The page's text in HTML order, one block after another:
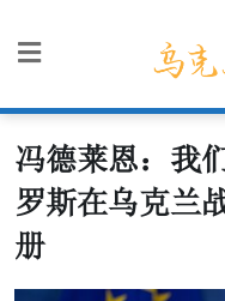
冯德莱恩：我
罗斯在乌克兰
册